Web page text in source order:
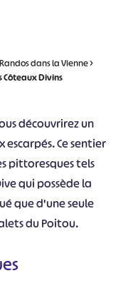
Randos dans la Vienne>
Côteaux Divins
découvrirez un
Ce sentier
pittoresques tels
qui possède la
que d'une seule
du Poitou.